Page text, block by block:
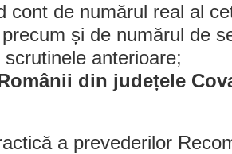
cont de numărul real al
și de numărul de
anterioare;
din județele
a prevederilor